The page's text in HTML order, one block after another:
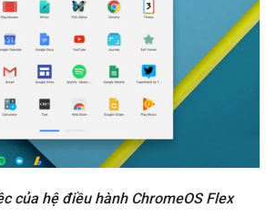
của hệ điều hành ChromeOS Flex